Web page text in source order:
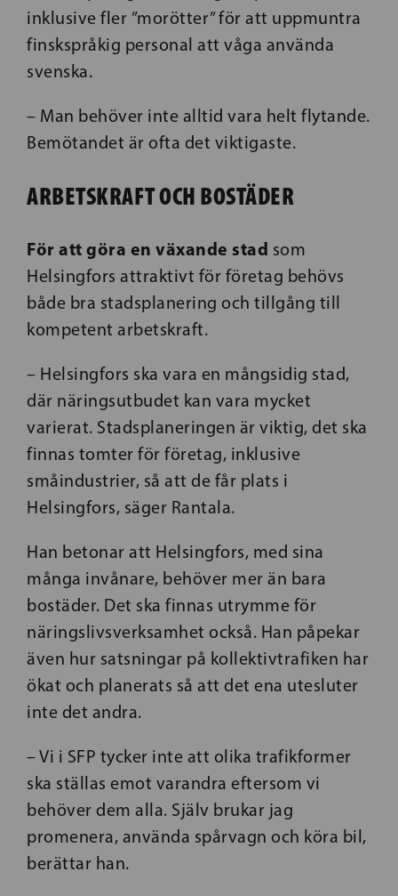
inklusive fler ”morötter” för att uppmuntra
finskspråkig personal att våga använda
svenska.
– Man behöver inte alltid vara helt flytande.
Bemötandet är ofta det viktigaste.
ARBETSKRAFT OCH BOSTÄDER
För att göra en växande stad som
Helsingfors attraktivt för företag behövs
både bra stadsplanering och tillgång till
kompetent arbetskraft.
– Helsingfors ska vara en mångsidig stad,
där näringsutbudet kan vara mycket
varierat. Stadsplaneringen är viktig, det ska
finnas tomter för företag, inklusive
småindustrier, så att de får plats i
Helsingfors, säger Rantala.
Han betonar att Helsingfors, med sina
många invånare, behöver mer än bara
bostäder. Det ska finnas utrymme för
näringslivsverksamhet också. Han påpekar
även hur satsningar på kollektivtrafiken har
ökat och planerats så att det ena utesluter
inte det andra.
– Vi i SFP tycker inte att olika trafikformer
ska ställas emot varandra eftersom vi
behöver dem alla. Själv brukar jag
promenera, använda spårvagn och köra bil,
berättar han.